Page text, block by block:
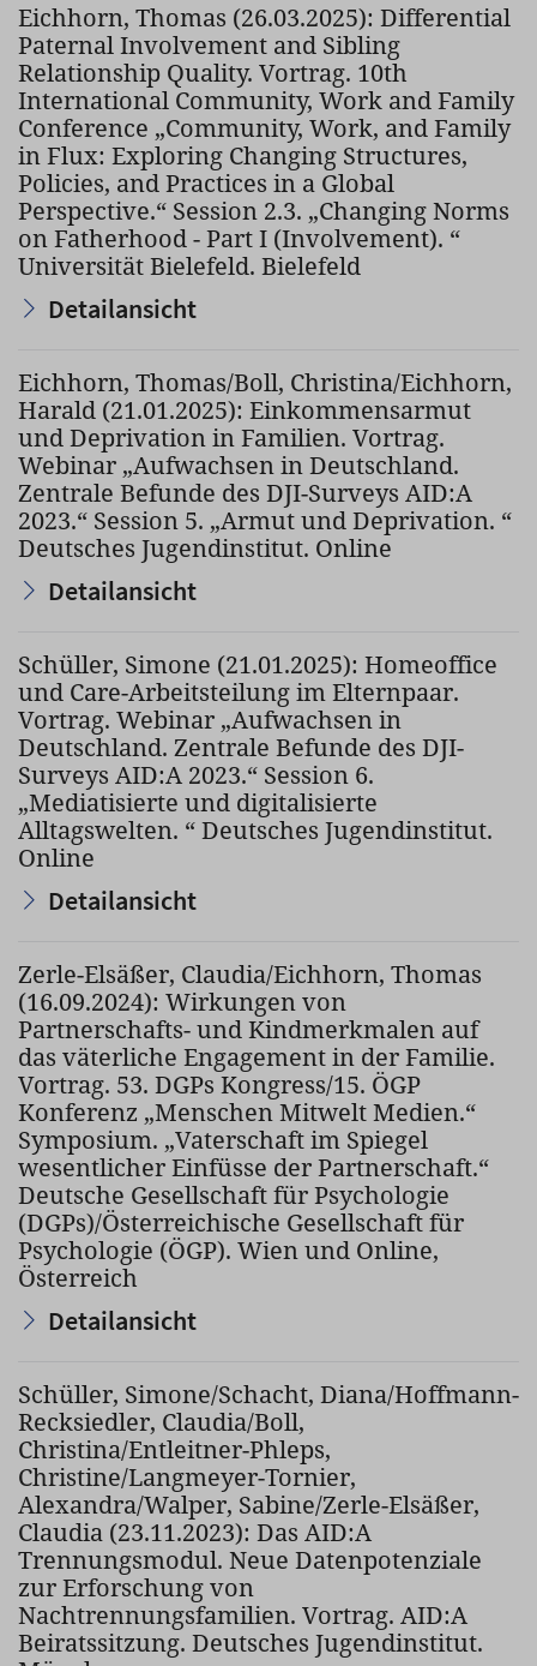
Eichhorn, Thomas (26.03.2025): Differential
Paternal Involvement and Sibling
Relationship Quality. Vortrag. 10th
International Community, Work and Family
Conference „Community, Work, and Family
in Flux: Exploring Changing Structures,
Policies, and Practices in a Global
Perspective.“ Session 2.3. „Changing Norms
on Fatherhood - Part I (Involvement). “
Universität Bielefeld. Bielefeld
Detailansicht
Eichhorn, Thomas/Boll, Christina/Eichhorn,
Harald (21.01.2025): Einkommensarmut
und Deprivation in Familien. Vortrag.
Webinar „Aufwachsen in Deutschland.
Zentrale Befunde des DJI-Surveys AID:A
2023.“ Session 5. „Armut und Deprivation. “
Deutsches Jugendinstitut. Online
Detailansicht
Schüller, Simone (21.01.2025): Homeoffice
und Care-Arbeitsteilung im Elternpaar.
Vortrag. Webinar „Aufwachsen in
Deutschland. Zentrale Befunde des DJI-
Surveys AID:A 2023.“ Session 6.
„Mediatisierte und digitalisierte
Alltagswelten. “ Deutsches Jugendinstitut.
Online
Detailansicht
Zerle-Elsäßer, Claudia/Eichhorn, Thomas
(16.09.2024): Wirkungen von
Partnerschafts- und Kindmerkmalen auf
das väterliche Engagement in der Familie.
Vortrag. 53. DGPs Kongress/15. ÖGP
Konferenz „Menschen Mitwelt Medien.“
Symposium. „Vaterschaft im Spiegel
wesentlicher Einfüsse der Partnerschaft.“
Deutsche Gesellschaft für Psychologie
(DGPs)/Österreichische Gesellschaft für
Psychologie (ÖGP). Wien und Online,
Österreich
Detailansicht
Schüller, Simone/Schacht, Diana/Hoffmann-
Recksiedler, Claudia/Boll,
Christina/Entleitner-Phleps,
Christine/Langmeyer-Tornier,
Alexandra/Walper, Sabine/Zerle-Elsäßer,
Claudia (23.11.2023): Das AID:A
Trennungsmodul. Neue Datenpotenziale
zur Erforschung von
Nachtrennungsfamilien. Vortrag. AID:A
Beiratssitzung. Deutsches Jugendinstitut.